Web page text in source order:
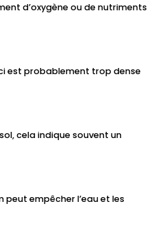
d’oxygène ou de nutriments
est probablement trop dense
cela indique souvent un
peut empêcher l’eau et les